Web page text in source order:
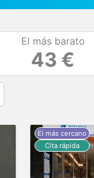
El más barato
43 €